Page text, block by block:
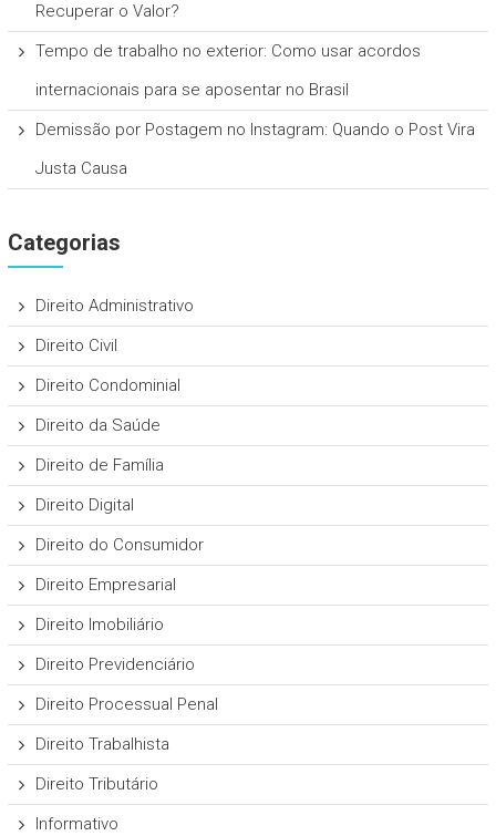
Recuperar o Valor?
Tempo de trabalho no exterior: Como usar acordos
internacionais para se aposentar no Brasil
Demissão por Postagem no Instagram: Quando o Post Vira
Justa Causa
Categorias
Direito Administrativo
Direito Civil
Direito Condominial
Direito da Saúde
Direito de Família
Direito Digital
Direito do Consumidor
Direito Empresarial
Direito Imobiliário
Direito Previdenciário
Direito Processual Penal
Direito Trabalhista
Direito Tributário
Informativo